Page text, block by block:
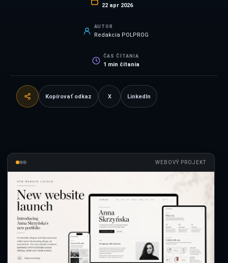
22 apr 2026
AUTOR
Redakcia POLPROG
ČAS ČÍTANIA
1 min čítania
Kopírovať odkaz X LinkedIn
WEBOVÝ PROJEKT